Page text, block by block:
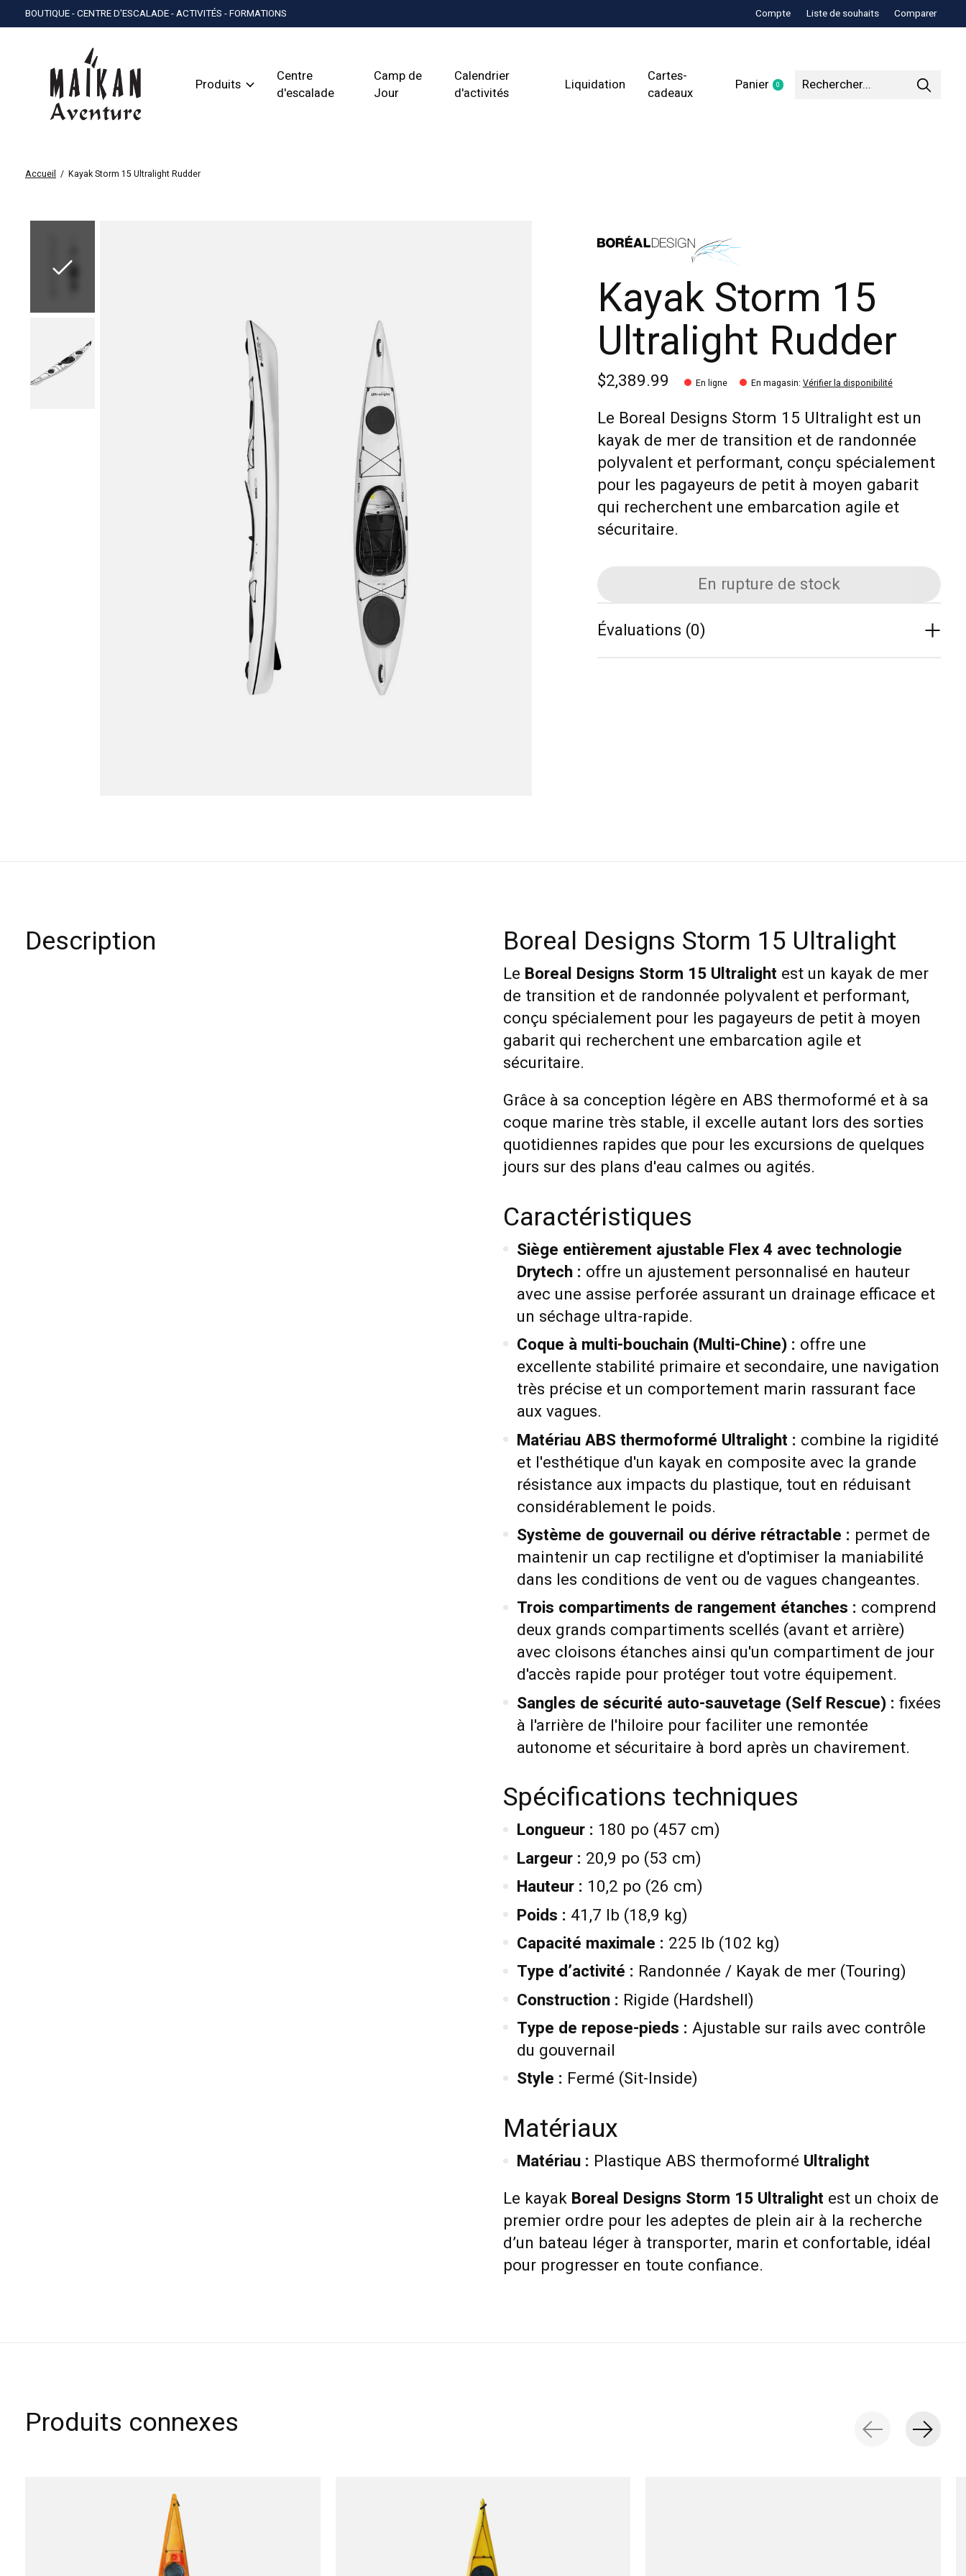
BOUTIQUE - CENTRE D'ESCALADE - ACTIVITÉS - FORMATIONS Compte Liste de souhaits Comparer
Produits
Centre
d'escalade
Camp de
Jour
Calendrier
d'activités
Liquidation
Cartes-
cadeaux
Panier 0items
Accueil / Kayak Storm 15 Ultralight Rudder
Kayak Storm 15
Ultralight Rudder
$2,389.99 En ligne En magasin: Vérifier la disponibilité
Le Boreal Designs Storm 15 Ultralight est un
kayak de mer de transition et de randonnée
polyvalent et performant, conçu spécialement
pour les pagayeurs de petit à moyen gabarit
qui recherchent une embarcation agile et
sécuritaire.
En rupture de stock
Évaluations (0)
Description Boreal Designs Storm 15 Ultralight
Le Boreal Designs Storm 15 Ultralight est un kayak de mer
de transition et de randonnée polyvalent et performant,
conçu spécialement pour les pagayeurs de petit à moyen
gabarit qui recherchent une embarcation agile et
sécuritaire.
Grâce à sa conception légère en ABS thermoformé et à sa
coque marine très stable, il excelle autant lors des sorties
quotidiennes rapides que pour les excursions de quelques
jours sur des plans d'eau calmes ou agités.
Caractéristiques
Siège entièrement ajustable Flex 4 avec technologie
Drytech : offre un ajustement personnalisé en hauteur
avec une assise perforée assurant un drainage efficace et
un séchage ultra-rapide.
Coque à multi-bouchain (Multi-Chine) : offre une
excellente stabilité primaire et secondaire, une navigation
très précise et un comportement marin rassurant face
aux vagues.
Matériau ABS thermoformé Ultralight : combine la rigidité
et l'esthétique d'un kayak en composite avec la grande
résistance aux impacts du plastique, tout en réduisant
considérablement le poids.
Système de gouvernail ou dérive rétractable : permet de
maintenir un cap rectiligne et d'optimiser la maniabilité
dans les conditions de vent ou de vagues changeantes.
Trois compartiments de rangement étanches : comprend
deux grands compartiments scellés (avant et arrière)
avec cloisons étanches ainsi qu'un compartiment de jour
d'accès rapide pour protéger tout votre équipement.
Sangles de sécurité auto-sauvetage (Self Rescue) : fixées
à l'arrière de l'hiloire pour faciliter une remontée
autonome et sécuritaire à bord après un chavirement.
Spécifications techniques
Longueur : 180 po (457 cm)
Largeur : 20,9 po (53 cm)
Hauteur : 10,2 po (26 cm)
Poids : 41,7 lb (18,9 kg)
Capacité maximale : 225 lb (102 kg)
Type d’activité : Randonnée / Kayak de mer (Touring)
Construction : Rigide (Hardshell)
Type de repose-pieds : Ajustable sur rails avec contrôle
du gouvernail
Style : Fermé (Sit-Inside)
Matériaux
Matériau : Plastique ABS thermoformé Ultralight
Le kayak Boreal Designs Storm 15 Ultralight est un choix de
premier ordre pour les adeptes de plein air à la recherche
d’un bateau léger à transporter, marin et confortable, idéal
pour progresser en toute confiance.
Produits connexes